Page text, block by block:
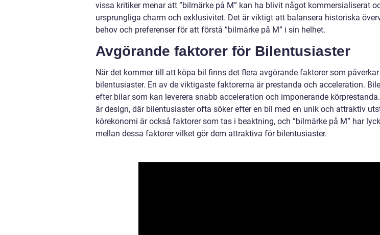
vissa kritiker menar att ”bilmärke på M” kan ha blivit något kommersialiserat
ursprungliga charm och exklusivitet. Det är viktigt att balansera historiska
behov och preferenser för att förstå ”bilmärke på M” i sin helhet.
Avgörande faktorer för Bilentusiaster
När det kommer till att köpa bil finns det flera avgörande faktorer som
bilentusiaster. En av de viktigaste faktorerna är prestanda och acceleration.
efter bilar som kan leverera snabb acceleration och imponerande
är design, där bilentusiaster ofta söker efter en bil med en unik och attraktiv
körekonomi är också faktorer som tas i beaktning, och ”bilmärke på M” har
mellan dessa faktorer vilket gör dem attraktiva för bilentusiaster.